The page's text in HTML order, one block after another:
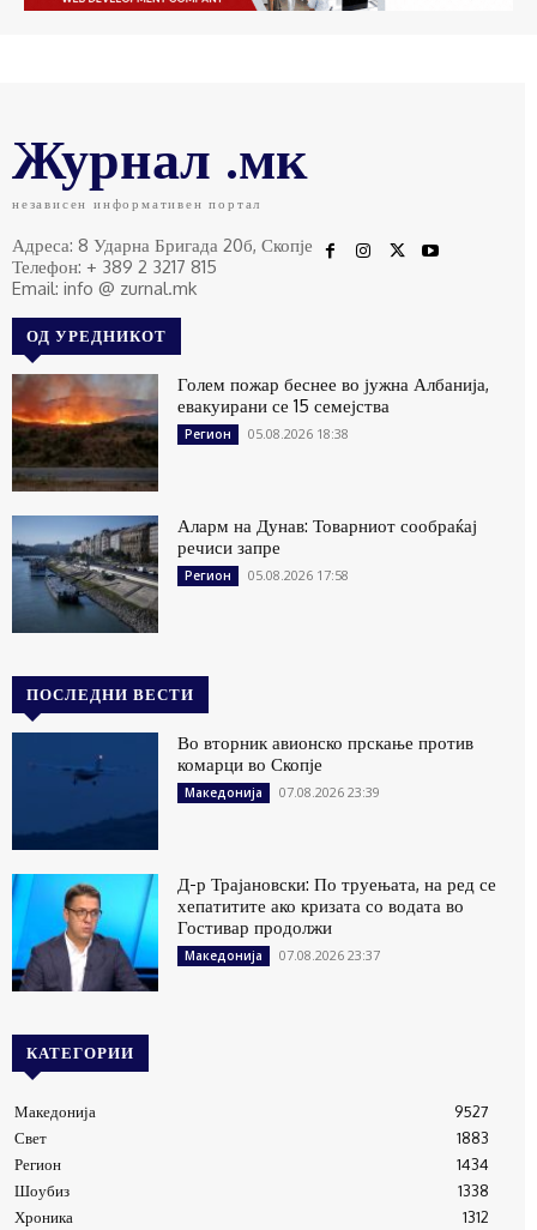
Журнал .мк
независен информативен портал
Адреса: 8 Ударна Бригада 20б, Скопје
Телефон: + 389 2 3217 815
Email: info @ zurnal.mk
ОД УРЕДНИКОТ
Голем пожар беснее во јужна Албанија,
евакуирани се 15 семејства
Регион 05.08.2026 18:38
Аларм на Дунав: Товарниот сообраќај
речиси запре
Регион 05.08.2026 17:58
ПОСЛЕДНИ ВЕСТИ
Во вторник авионско прскање против
комарци во Скопје
Македонија 07.08.2026 23:39
Д-р Трајановски: По труењата, на ред се
хепатитите ако кризата со водата во
Гостивар продолжи
Македонија 07.08.2026 23:37
КАТЕГОРИИ
Македонија
9527
Свет
1883
Регион
1434
Шоубиз
1338
Хроника
1312